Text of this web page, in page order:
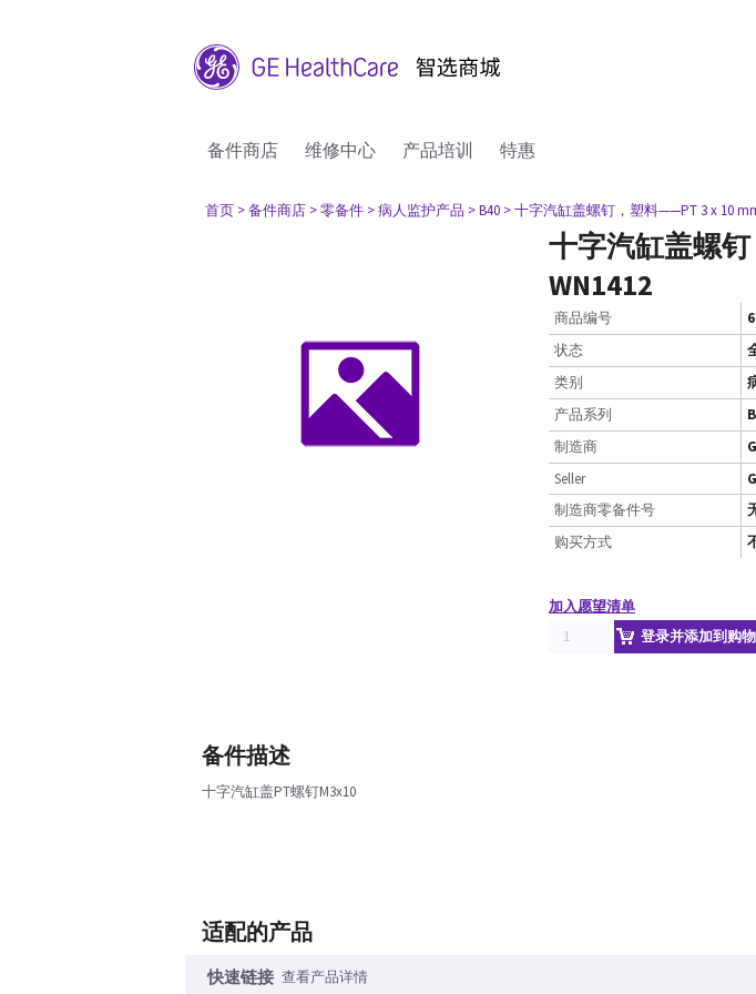
备件商店 维修中心 产品培训 特惠
首页 > 备件商店 > 零备件 > 病人监护产品 > B40 > 十字汽缸盖螺钉，塑料——PT 3 x 10
十字汽缸盖螺
WN1412
商品编号
状态
类别
产品系列
制造商
Seller
制造商零备件号
购买方式
加入愿望清单
登录并添加到购
备件描述
十字汽缸盖PT螺钉M3x10
适配的产品
快速链接 查看产品详情